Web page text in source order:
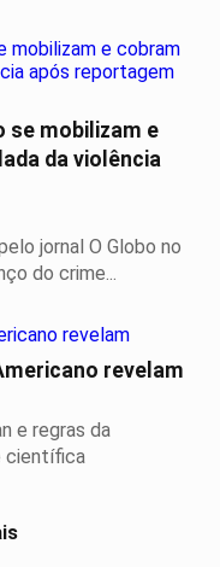
se mobilizam e
da violência
jornal O Globo no
do crime...
revelam
e regras da
científica